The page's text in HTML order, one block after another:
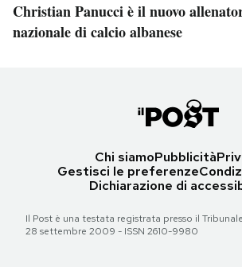
Christian Panucci è il nuovo
nazionale di calcio albanese
Chi siamoPubblicità
Gestisci le preferenze
Dichiarazione di
Il Post è una testata registrata presso il
28 settembre 2009 - ISSN 2610-9980